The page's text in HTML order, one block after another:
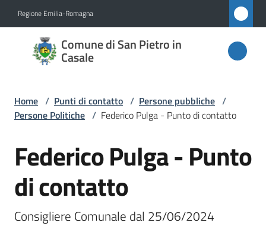
Regione Emilia-Romagna
Comune di San Pietro in
Casale
Comune
di San
in
Casale
Amministrazione
Novità
Home / Punti di contatto / Persone pubbliche /
Persone Politiche / Federico Pulga - Punto di contatto
Salta al contenuto
Federico Pulga - Punto
di contatto
Consigliere Comunale dal 25/06/2024